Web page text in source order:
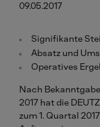
09.05.2017
Signifikante
Absatz und
Operatives
Nach
2017 hat die
zum 1. Quartal